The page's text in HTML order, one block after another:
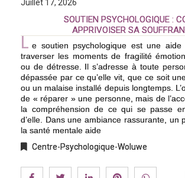
Juillet 17, 2026
SOUTIEN PSYCHOLOGIQUE :
APPRIVOISER SA
L e soutien psychologique est une aide
traverser les moments de fragilité
ou de détresse. Il s’adresse à toute
dépassée par ce qu’elle vit, que ce soit
ou un malaise installé depuis longtemps.
de « réparer » une personne, mais de
la compréhension de ce qui se passe
d’elle. Dans une ambiance rassurante, un
la santé mentale aide
Centre-Psychologique-Woluwe